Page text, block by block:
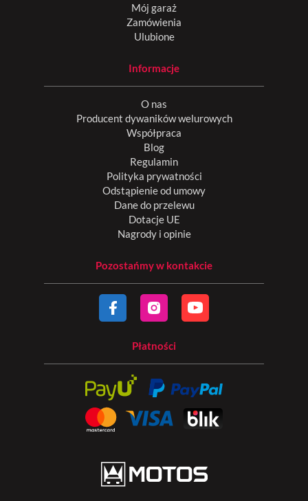
Mój garaż
Zamówienia
Ulubione
Informacje
O nas
Producent dywaników welurowych
Współpraca
Blog
Regulamin
Polityka prywatności
Odstąpienie od umowy
Dane do przelewu
Dotacje UE
Nagrody i opinie
Pozostańmy w kontakcie
Płatności